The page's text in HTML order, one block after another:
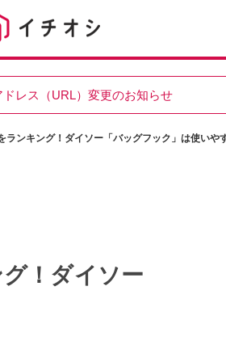
レス（URL）変更のお知らせ
ランキング！ダイソー「バッグフック」は使いや
！ダイソー